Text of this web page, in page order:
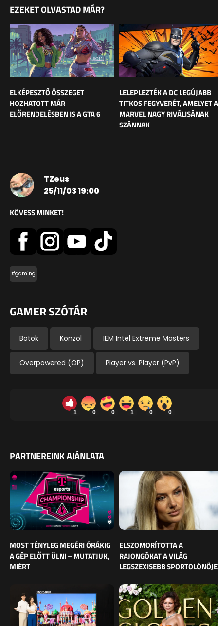
EZEKET OLVASTAD MÁR?
ELKÉPESZTŐ ÖSSZEGET
HOZHATOTT MÁR
ELŐRENDELÉSBEN IS A GTA 6
LELEPLEZTÉK A DC LEGÚJABB
TITKOS FEGYVERÉT, AMELYET A
MARVEL NAGY RIVÁLISÁNAK
SZÁNNAK
TZeus
25/11/03 19:00
KÖVESS MINKET!
#gaming
GAMER SZÓTÁR
Botok Konzol IEM Intel Extreme Masters
Overpowered (OP) Player vs. Player (PvP)
1 0 0 1 0 0
PARTNEREINK AJÁNLATA
MOST TÉNYLEG MEGÉRI ÓRÁKIG
A GÉP ELŐTT ÜLNI – MUTATJUK,
MIÉRT
ELSZOMORÍTOTTA A
RAJONGÓKAT A VILÁG
LEGSZEXISEBB SPORTOLÓNŐJE